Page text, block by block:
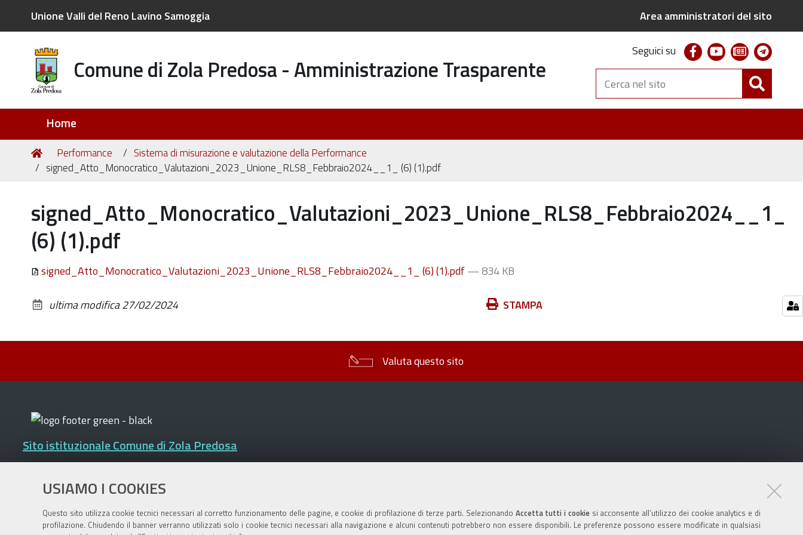
USIAMO I COOKIES
Questo sito utilizza cookie tecnici necessari al corretto funzionamento delle pagine, e cookie di profilazione di terze parti. Selezionando Accetta tutti i cookiesi acconsente all’utilizzo dei cookie analytics e di
profilazione. Chiudendo il banner verranno utilizzati solo i cookie tecnici necessari alla navigazione e alcuni contenuti potrebbero non essere disponibili. Le preferenze possono essere modificate in qualsiasi
Unione Valli del Reno Lavino Samoggia Area amministratori del sito
Comune di Zola Predosa - Amministrazione Trasparente
Seguici su facebookyoutubenewsletter
Cerca
nel
sito
Home
Tu
sei
Home
Performance
Sistema di misurazione e valutazione della Performance
signed_Atto_Monocratico_Valutazioni_2023_Unione_RLS8_Febbraio2024__1_ (6) (1).pdf
signed_Atto_Monocratico_Valutazioni_2023_Unione_RLS8_Febbraio2024__1_
(6) (1).pdf
signed_Atto_Monocratico_Valutazioni_2023_Unione_RLS8_Febbraio2024__1_ (6) (1).pdf— 834 KB
Azioni STAMPA
ultima modifica27/02/2024
Valuta questo sito
Sito istituzionale Comune di Zola Predosa
Privacy policy| DPO|Accessibilità